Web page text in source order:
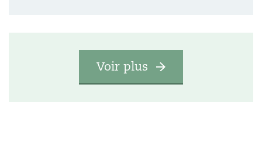
Voir plus